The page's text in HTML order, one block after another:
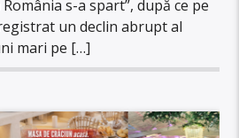
s-a spart”, după ce pe
un declin abrupt al
mari pe […]